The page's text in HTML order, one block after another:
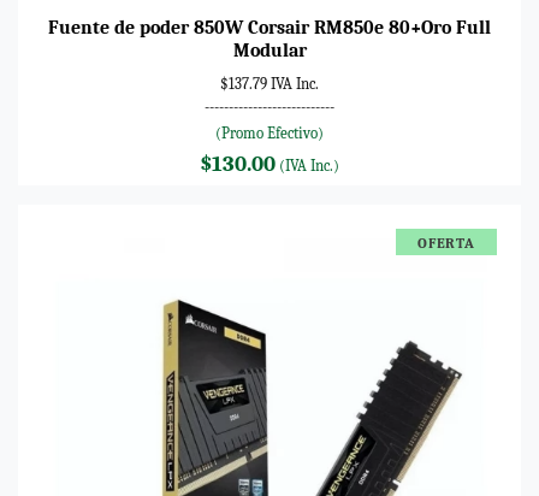
Fuente de poder 850W Corsair RM850e 80+Oro Full
Modular
$137.79 IVA Inc.
---------------------------
(Promo Efectivo)
$130.00 (IVA Inc.)
OFERTA